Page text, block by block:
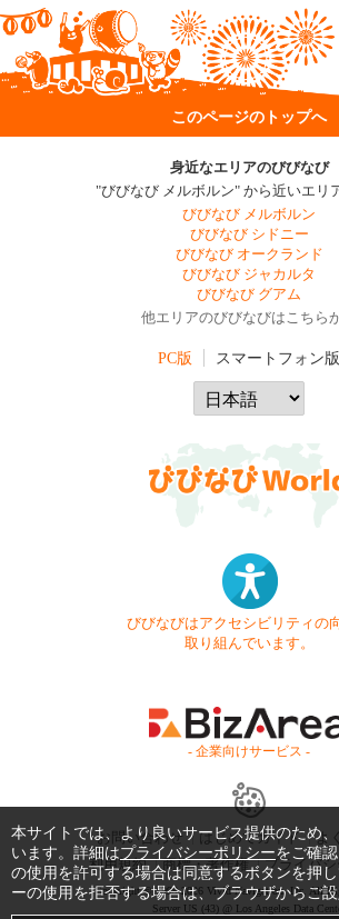
このページのトップへ
身近なエリアのびびなび
"びびなび メルボルン" から近いエリ
びびなび メルボルン
びびなび シドニー
びびなび オークランド
びびなび ジャカルタ
びびなび グアム
他エリアのびびなびはこちら
PC版 スマートフォン版
びびなびはアクセシビリティの
取り組んでいます。
- 企業向けサービス -
お問い合わせ はじめてガイド
よ
利用規約
商標・著作権 プライバシ
Copyright © 1999-2026 Vivid Navigation, Inc. All
Server US (43) @ Los Angeles Data
本サイトでは、より良いサービス提供のため
います。詳細はプライバシーポリシーをご確
の使用を許可する場合は同意するボタンを押
ーの使用を拒否する場合は、ブラウザからご設